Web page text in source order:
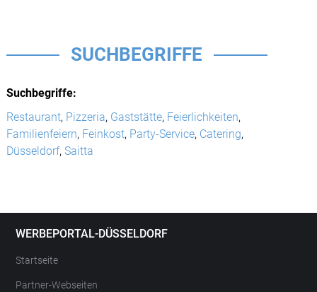
SUCHBEGRIFFE
Suchbegriffe:
Restaurant, Pizzeria, Gaststätte, Feierlichkeiten,
Familienfeiern, Feinkost, Party-Service, Catering,
Düsseldorf, Saitta
WERBEPORTAL-DÜSSELDORF
Startseite
Partner-Webseiten